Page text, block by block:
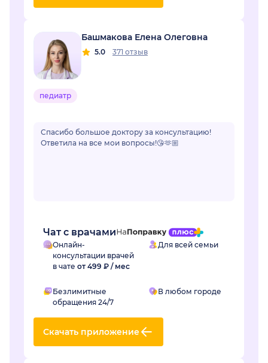
Башмакова Елена Олеговна
5.0 371 отзыв
педиатр
Спасибо большое доктору за консультацию!
Ответила на все мои вопросы!😘🫶🏼
Чат с врачами
Онлайн-
консультации врачей
в чате от 499 ₽ / мес
Для всей семьи
Безлимитные
обращения 24/7
В любом городе
Скачать приложение